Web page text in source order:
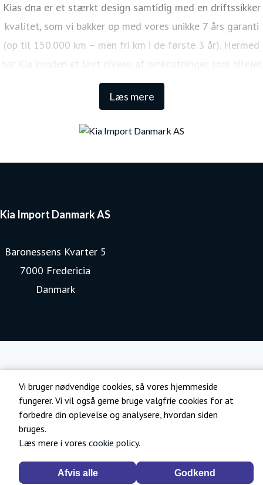
Vi bruger nødvendige cookies, så vores hjemmeside
fungerer. Vi vil også gerne bruge valgfrie cookies for at
forbedre din oplevelse og analysere, hvordan siden
bruges.
Læs mere i vores cookie policy.
Afvis alle Godkend
Læs mere
Kias dna er et stærkt design samtidig med en driftssikker
kvalitet, som vi bakker op med vores unikke 7 års garanti
(op til 150.000 km – men fri km i de første 3 år). Hermed
har Kia kunden et lavt niveau af omkostninger som bilejer.
Den lange garanti sikrer samtidig én af de højeste
restværdier i markedet.
Kia Import Danmark AS
Baronessens Kvarter 5
7000 Fredericia
Danmark